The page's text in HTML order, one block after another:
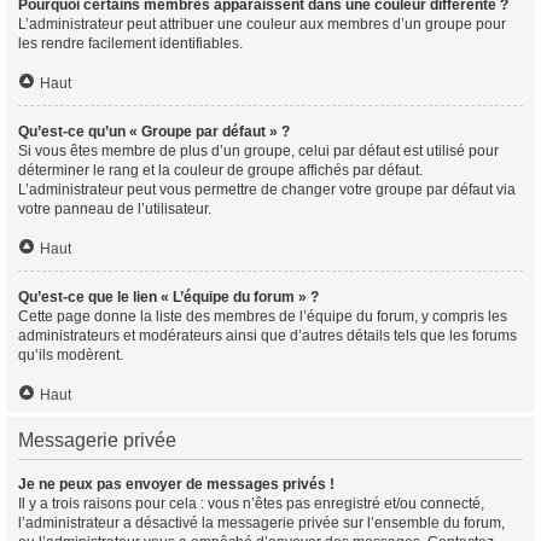
Pourquoi certains membres apparaissent dans une couleur différente ?
L’administrateur peut attribuer une couleur aux membres d’un groupe pour
les rendre facilement identifiables.
Haut
Qu’est-ce qu’un « Groupe par défaut » ?
Si vous êtes membre de plus d’un groupe, celui par défaut est utilisé pour
déterminer le rang et la couleur de groupe affichés par défaut.
L’administrateur peut vous permettre de changer votre groupe par défaut via
votre panneau de l’utilisateur.
Haut
Qu’est-ce que le lien « L’équipe du forum » ?
Cette page donne la liste des membres de l’équipe du forum, y compris les
administrateurs et modérateurs ainsi que d’autres détails tels que les forums
qu’ils modèrent.
Haut
Messagerie privée
Je ne peux pas envoyer de messages privés !
Il y a trois raisons pour cela : vous n’êtes pas enregistré et/ou connecté,
l’administrateur a désactivé la messagerie privée sur l’ensemble du forum,